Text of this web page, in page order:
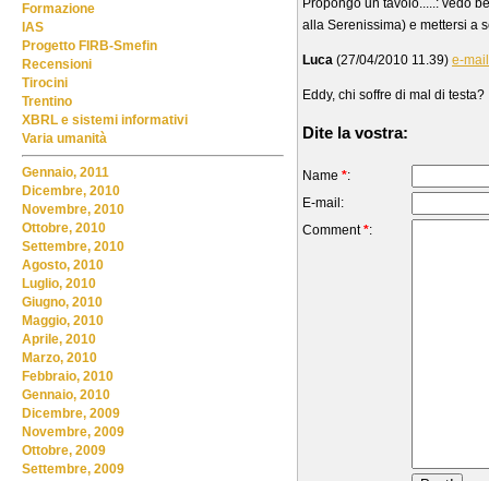
Propongo un tavolo.....: vedo
alla Serenissima) e mettersi a
Luca (27/04/2010 11.39) e-mail
Eddy, chi soffre di mal di testa?
Dite la vostra:
Name *:
E-mail:
Comment*:
Formazione
IAS
Progetto FIRB-Smefin
Recensioni
Tirocini
Trentino
XBRL e sistemi informativi
Varia umanità
Gennaio, 2011
Dicembre, 2010
Novembre, 2010
Ottobre, 2010
Settembre, 2010
Agosto, 2010
Luglio, 2010
Giugno, 2010
Maggio, 2010
Aprile, 2010
Marzo, 2010
Febbraio, 2010
Gennaio, 2010
Dicembre, 2009
Novembre, 2009
Ottobre, 2009
Settembre, 2009